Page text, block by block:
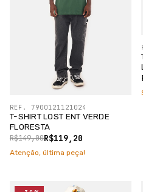
T-SHIRT LOST ENT VERDE
FLORESTA
R$119,20
R$149,00
REF. 7900121121024
Atenção, última peça!